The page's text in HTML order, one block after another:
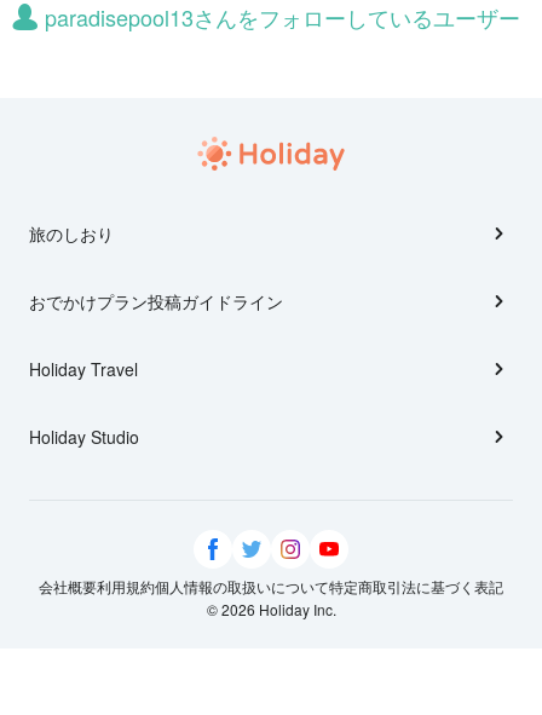
paradisepool13さんをフォローしているユーザー
旅のしおり
おでかけプラン投稿ガイドライン
Holiday Travel
Holiday Studio
会社概要利用規約個人情報の取扱いについて特定商取引法に基づく表記
© 2026 Holiday Inc.